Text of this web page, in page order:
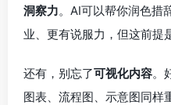
洞察力。AI可以帮你润色措
业、更有说服力，但这前提
还有，别忘了可视化内容。
图表、流程图、示意图同样